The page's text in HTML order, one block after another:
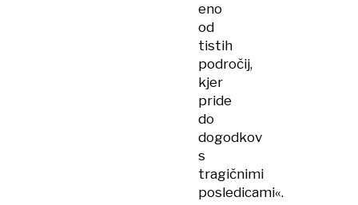
eno
od
tistih
področij,
kjer
pride
do
dogodkov
s
tragičnimi
posledicami«.